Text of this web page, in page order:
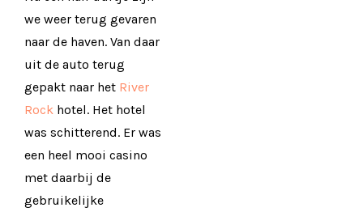
we weer terug gevaren
naar de haven. Van daar
uit de auto terug
gepakt naar het River
Rock hotel. Het hotel
was schitterend. Er was
een heel mooi casino
met daarbij de
gebruikelijke